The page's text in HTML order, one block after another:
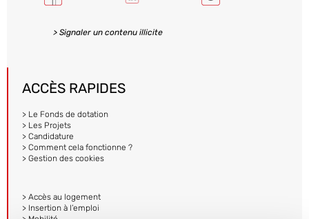
> Signaler un contenu illicite
ACCÈS RAPIDES
> Le Fonds de dotation
> Les Projets
> Candidature
> Comment cela fonctionne ?
> Gestion des cookies
> Accès au logement
> Insertion à l’emploi